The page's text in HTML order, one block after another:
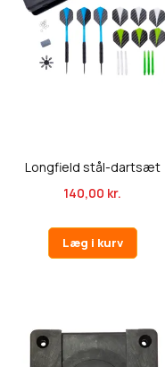
Longfield stål-dartsæt
140,00 kr.
Læg i kurv